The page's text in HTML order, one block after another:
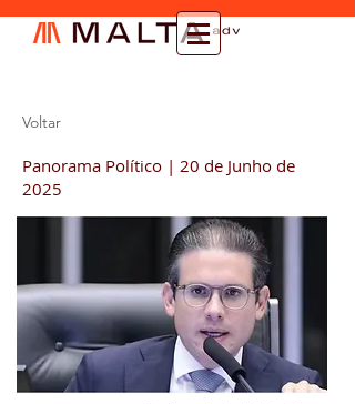
Voltar
Panorama Político | 20 de Junho de
2025